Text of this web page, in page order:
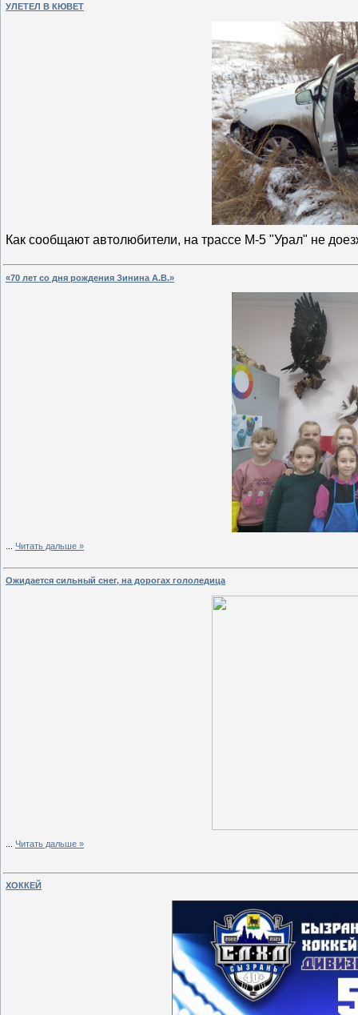
УЛЕТЕЛ В КЮВЕТ
Как сообщают автолюбители, на трассе М-5 "Урал" не
«70 лет со дня рождения Зинина А.В.»
Читать дальше »
Ожидается сильный снег, на дорогах гололедица
Читать дальше »
ХОККЕЙ